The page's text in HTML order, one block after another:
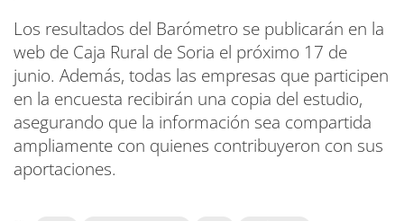
Los resultados del Barómetro se publicarán en la
web de Caja Rural de Soria el próximo 17 de
junio. Además, todas las empresas que participen
en la encuesta recibirán una copia del estudio,
asegurando que la información sea compartida
ampliamente con quienes contribuyeron con sus
aportaciones.